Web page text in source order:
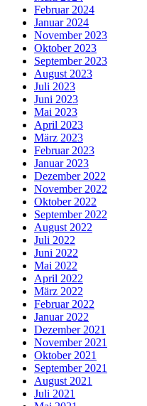
Februar 2024
Januar 2024
November 2023
Oktober 2023
September 2023
August 2023
Juli 2023
Juni 2023
Mai 2023
April 2023
März 2023
Februar 2023
Januar 2023
Dezember 2022
November 2022
Oktober 2022
September 2022
August 2022
Juli 2022
Juni 2022
Mai 2022
April 2022
März 2022
Februar 2022
Januar 2022
Dezember 2021
November 2021
Oktober 2021
September 2021
August 2021
Juli 2021